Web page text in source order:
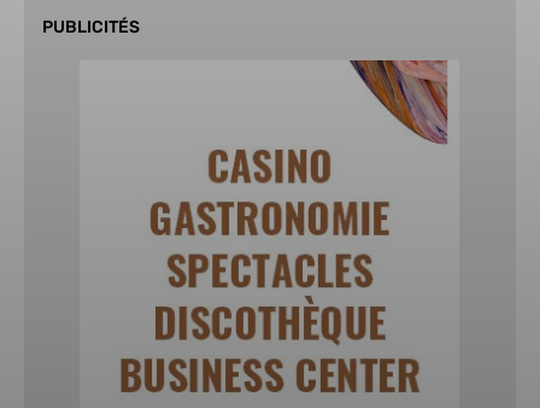
PUBLICITÉS